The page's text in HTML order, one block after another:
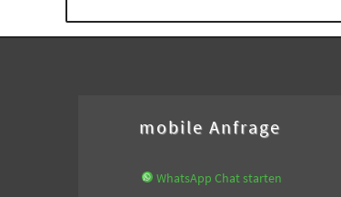
mobile Anfrage
WhatsApp Chat starten